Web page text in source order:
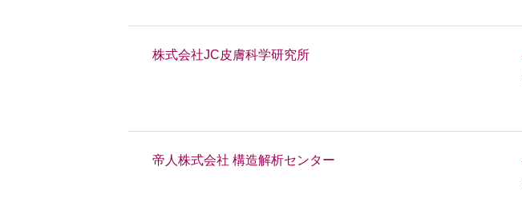
株式会社JC皮膚科学研究所
帝人株式会社 構造解析センター